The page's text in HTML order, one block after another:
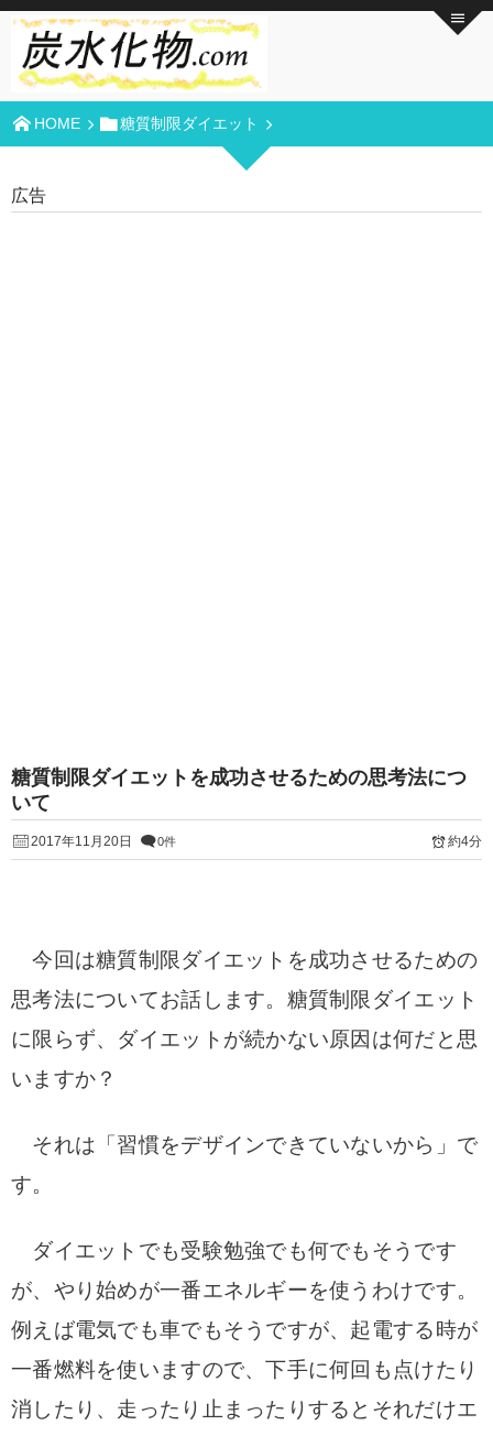
HOME 糖質制限ダイエット
広告
糖質制限ダイエットを成功させるための思考法につ
いて
2017年11月20日 0件 約4分
今回は糖質制限ダイエットを成功させるための
思考法についてお話します。糖質制限ダイエット
に限らず、ダイエットが続かない原因は何だと思
いますか？
それは「習慣をデザインできていないから」で
す。
ダイエットでも受験勉強でも何でもそうです
が、やり始めが一番エネルギーを使うわけです。
例えば電気でも車でもそうですが、起電する時が
一番燃料を使いますので、下手に何回も点けたり
消したり、走ったり止まったりするとそれだけエ